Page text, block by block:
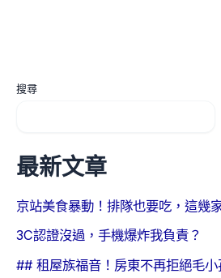
搜尋
最新文章
京站美食暴動！排隊也要吃，這幾
3C認證沒過，手機爆炸我負責？
## 租屋族福音！房東不再拒絕毛小